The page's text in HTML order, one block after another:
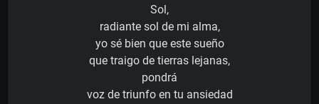
Sol,
radiante sol de mi alma,
yo sé bien que este sueño
que traigo de tierras lejanas,
pondrá
voz de triunfo en tu ansiedad